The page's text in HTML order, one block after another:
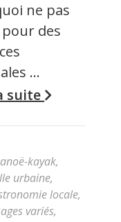
ne pas
des
…
suite
kayak,
urbaine,
locale,
variés,